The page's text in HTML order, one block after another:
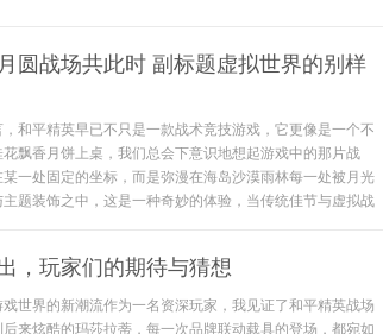
圆战场共此时 副标题虚拟世界的别样
和平精英早已不只是一款战术竞技游戏，它更像是一个不
飘香月饼上桌，我们总会下意识地想起游戏中的那片战
一处固定的坐标，而是弥漫在海岛沙漠雨林每一处被月光
题装饰之中，这是一种奇妙的体验，当传统佳节与虚拟战
，玩家们的期待与猜想
世界的新潮流作为一名资深玩家，我见证了和平精英战场
来炫酷的玛莎拉蒂，每一次品牌联动载具的登场，都宛如